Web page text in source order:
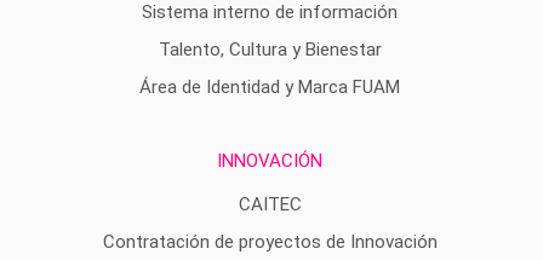
Sistema interno de información
Talento, Cultura y Bienestar
Área de Identidad y Marca FUAM
INNOVACIÓN
CAITEC
Contratación de proyectos de Innovación